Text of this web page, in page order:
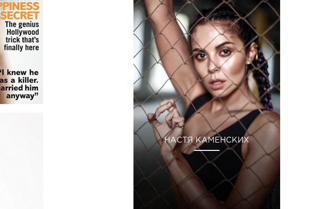
НАСТЯ КАМЕНСКИХ